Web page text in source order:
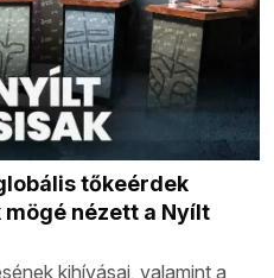
tőkeérdek
mögé nézett a Nyílt
kihívásai, valamint a